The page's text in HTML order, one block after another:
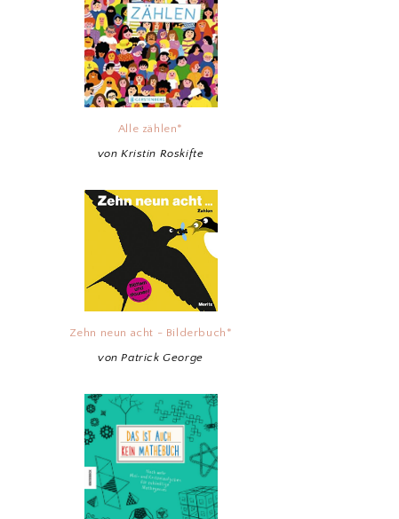
Alle zählen*
von Kristin Roskifte
Zehn neun acht - Bilderbuch*
von Patrick George